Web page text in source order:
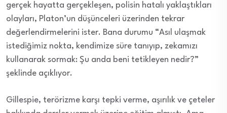
gerçek hayatta gerçekleşen, polisin hatalı yaklaştıkları
olayları, Platon’un düşünceleri üzerinden tekrar
değerlendirmelerini ister. Bana durumu “Asıl ulaşmak
istediğimiz nokta, kendimize süre tanıyıp, zekamızı
kullanarak sormak: Şu anda beni tetikleyen nedir?”
şeklinde açıklıyor.
Gillespie, terörizme karşı tepki verme, aşırılık ve çeteler